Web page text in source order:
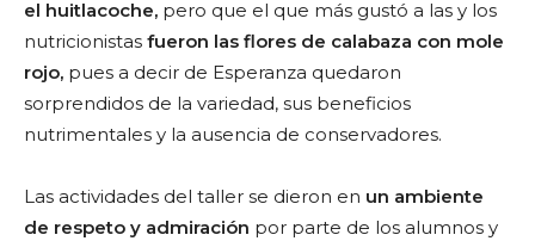
el huitlacoche, pero que el que más gustó a las y los
nutricionistas fueron las flores de calabaza con mole
rojo, pues a decir de Esperanza quedaron
sorprendidos de la variedad, sus beneficios
nutrimentales y la ausencia de conservadores.
Las actividades del taller se dieron en un ambiente
de respeto y admiración por parte de los alumnos y